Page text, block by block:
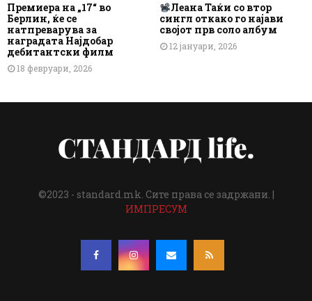
Премиера на „17“ во
Берлин, ќе се
натпреварува за
наградата Најдобар
дебитантски филм
18 февруари, 2026
Леана Таќи со втор
сингл откако го најави
својот прв соло албум
12 јануари, 2026
©2023 - standard.mk. Сите права се задржани. |
ИМПРЕСУМ